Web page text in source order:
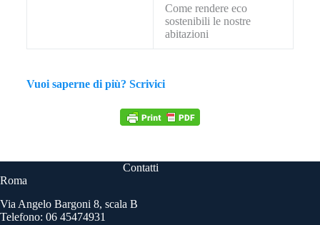
Come rendere eco
sostenibili le nostre
abitazioni
Vuoi saperne di più? Scrivici
Contatti
Roma
Via Angelo Bargoni 8, scala B
Telefono: 06 45474931